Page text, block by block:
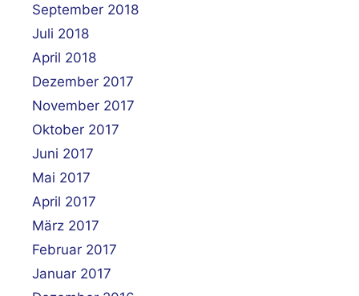
September 2018
Juli 2018
April 2018
Dezember 2017
November 2017
Oktober 2017
Juni 2017
Mai 2017
April 2017
März 2017
Februar 2017
Januar 2017